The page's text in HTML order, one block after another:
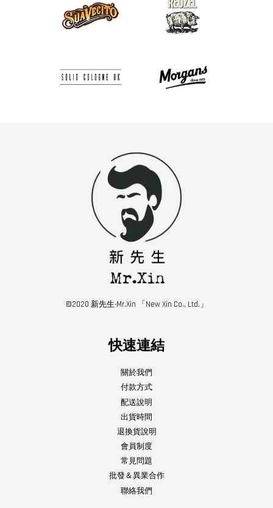
©2020 新先生·Mr.Xin 「New Xin Co., Ltd.」
快速連結
關於我們
付款方式
配送說明
出貨時間
退換貨說明
會員制度
常見問題
批發＆異業合作
聯絡我們